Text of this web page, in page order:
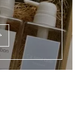
HAIR CARE
ルーズ
奥田 仁